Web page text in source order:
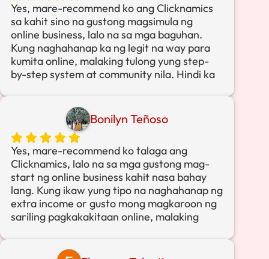
Yes, mare-recommend ko ang Clicknamics
sa kahit sino na gustong magsimula ng
online business, lalo na sa mga baguhan.
Kung naghahanap ka ng legit na way para
kumita online, malaking tulong yung step-
by-step system at community nila. Hindi ka
Simula nung nag-join ako sa Clicknamics,
nakaipon na ako ng around ₱86,551.70 na
overall commissions. Hindi man agad-agad
sa umpisa, pero consistent na effort at
tamang guidance equals results talaga.
Sa totoo lang, sobrang fulfilling sa
pakiramdam na nakikita mo na nagbubunga
napalitan siya ng confidence at excitement.
Bonilyn Teñoso
Yes, mare-recommend ko talaga ang
Clicknamics, lalo na sa mga gustong mag-
start ng online business kahit nasa bahay
lang. Kung ikaw yung tipo na naghahanap ng
extra income or gusto mong magkaroon ng
sariling pagkakakitaan online, malaking